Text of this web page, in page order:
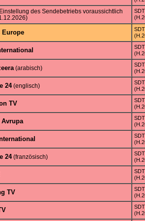
des Sendebetriebs voraussichtlich
Europe
(arabisch)
24(englisch)
TV
Avrupa
24(französisch)
TV